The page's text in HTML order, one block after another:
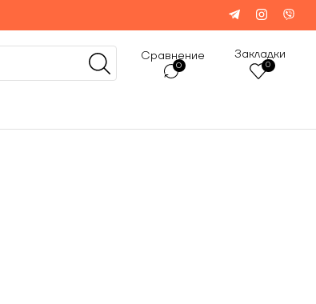
Сравнение
0
Закладки
0